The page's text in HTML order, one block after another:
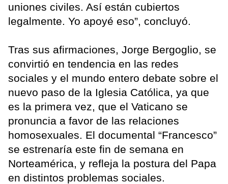
uniones civiles. Así están cubiertos
legalmente. Yo apoyé eso”, concluyó.
Tras sus afirmaciones, Jorge Bergoglio, se
convirtió en tendencia en las redes
sociales y el mundo entero debate sobre el
nuevo paso de la Iglesia Católica, ya que
es la primera vez, que el Vaticano se
pronuncia a favor de las relaciones
homosexuales. El documental “Francesco”
se estrenaría este fin de semana en
Norteamérica, y refleja la postura del Papa
en distintos problemas sociales.